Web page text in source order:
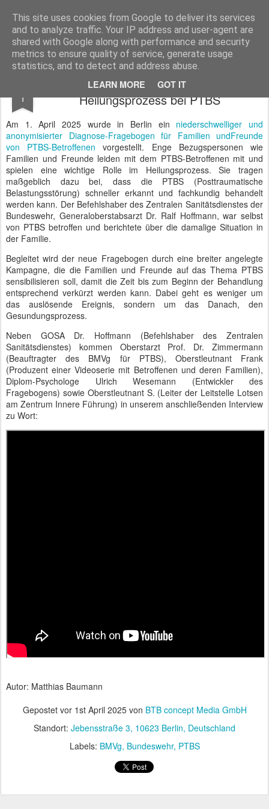
This site uses cookies from Google to deliver its services
and to analyze traffic. Your IP address and user-agent are
shared with Google along with performance and security
metrics to ensure quality of service, generate usage
statistics, and to detect and address abuse.
LEARN MORE GOT IT
BTB concept Media GmbH Presseberichte zu Bundespolitik, Diplomatie, Sicherheitspolitik, Wirtschaft, Fahrzeugtechnik und IT - Pressedienst, Fachartikel, Bildredaktion, O-Ton-Videos
1
Familien beschleunigen den
Heilungsprozess bei PTBS
Am 1. April 2025 wurde in Berlin ein niederschwelliger und
anonymisierter Diagnose-Fragebogen für Familien undFreunde
von PTBS-Betroffenen vorgestellt. Enge Bezugspersonen wie
Familien und Freunde leiden mit dem PTBS-Betroffenen mit und
spielen eine wichtige Rolle im Heilungsprozess. Sie tragen
maßgeblich dazu bei, dass die PTBS (Posttraumatische
Belastungsstörung) schneller erkannt und fachkundig behandelt
werden kann. Der Befehlshaber des Zentralen Sanitätsdienstes der
Bundeswehr, Generaloberstabsarzt Dr. Ralf Hoffmann, war selbst
von PTBS betroffen und berichtete über die damalige Situation in
der Familie.
Begleitet wird der neue Fragebogen durch eine breiter angelegte
Kampagne, die die Familien und Freunde auf das Thema PTBS
sensibilisieren soll, damit die Zeit bis zum Beginn der Behandlung
entsprechend verkürzt werden kann. Dabei geht es weniger um
das auslösende Ereignis, sondern um das Danach, den
Gesundungsprozess.
Neben GOSA Dr. Hoffmann (Befehlshaber des Zentralen
Sanitätsdienstes) kommen Oberstarzt Prof. Dr. Zimmermann
(Beauftragter des BMVg für PTBS), Oberstleutnant Frank
(Produzent einer Videoserie mit Betroffenen und deren Familien),
Diplom-Psychologe Ulrich Wesemann (Entwickler des
Fragebogens) sowie Oberstleutnant S. (Leiter der Leitstelle Lotsen
am Zentrum Innere Führung) in unserem anschließenden Interview
zu Wort:
Autor: Matthias Baumann
Gepostet vor 1st April 2025von BTB concept Media GmbH
Standort: Jebensstraße 3, 10623 Berlin, Deutschland
Labels: BMVg Bundeswehr PTBS